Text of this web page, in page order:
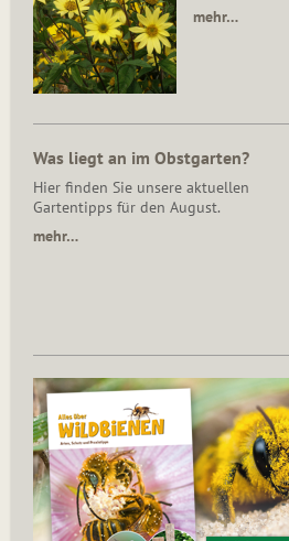
mehr…
Was liegt an im Obstgarten?
Hier finden Sie unsere aktuellen
Gartentipps für den August.
mehr…